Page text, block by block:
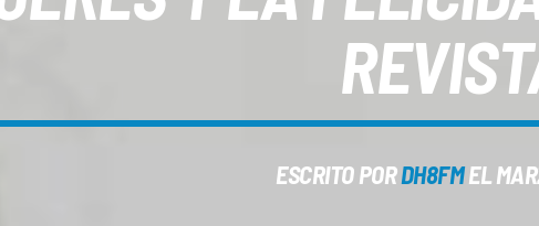
ESCRITO PORDH8FMEL